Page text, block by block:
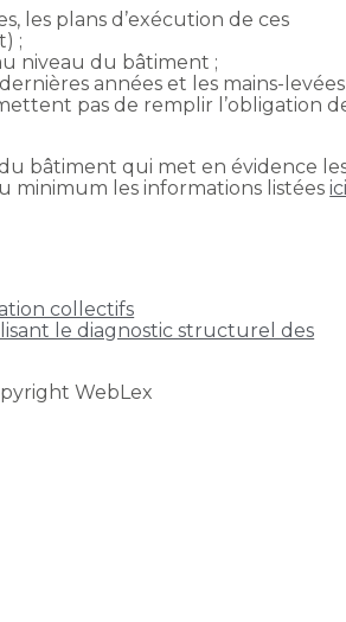
les plans d’exécution de ces
;
niveau du bâtiment ;
années et les mains-levées
pas de remplir l’obligation
bâtiment qui met en évidence
minimum les informations listéesici
collectifs
le diagnostic structurel des
WebLex